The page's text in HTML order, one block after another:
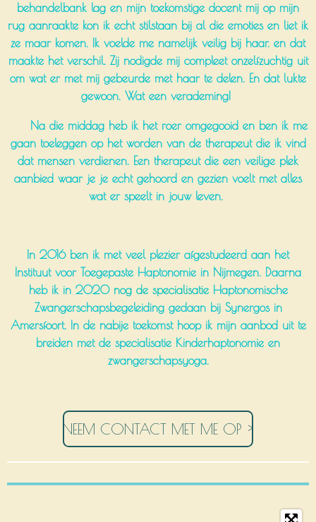
behandelbank lag en mijn toekomstige docent mij op mijn
rug aanraakte kon ik echt stilstaan bij al die emoties en liet ik
ze maar komen. Ik voelde me namelijk veilig bij haar. en dat
maakte het verschil. Zij nodigde mij compleet onzelfzuchtig uit
om wat er met mij gebeurde met haar te delen. En dat lukte
gewoon. Wat een verademing!
Na die middag heb ik het roer omgegooid en ben ik me
gaan toeleggen op het worden van de therapeut die ik vind
dat mensen verdienen. Een therapeut die een veilige plek
aanbied waar je je echt gehoord en gezien voelt met alles
wat er speelt in jouw leven.
In 2016 ben ik met veel plezier afgestudeerd aan het
Instituut voor Toegepaste Haptonomie in Nijmegen. Daarna
heb ik in 2020 nog de specialisatieHaptonomische
Zwangerschapsbegeleiding gedaan bij Synergos in
Amersfoort. In de nabije toekomst hoop ik mijn aanbod uit te
breiden met de specialisatie Kinderhaptonomie en
zwangerschapsyoga.
NEEM CONTACT MET ME OP >